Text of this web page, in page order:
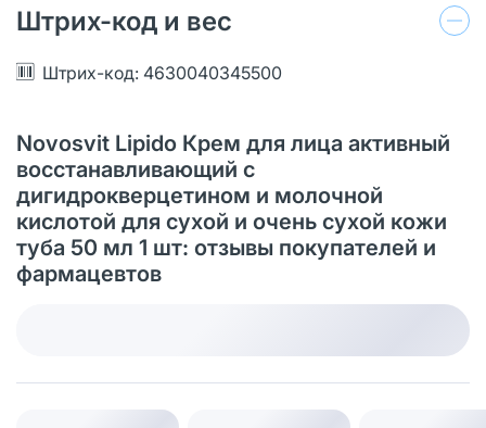
Штрих-код и вес
Штрих-код: 4630040345500
Novosvit Lipido Крем для лица активный
восстанавливающий с
дигидрокверцетином и молочной
кислотой для сухой и очень сухой кожи
туба 50 мл 1 шт: отзывы покупателей и
фармацевтов